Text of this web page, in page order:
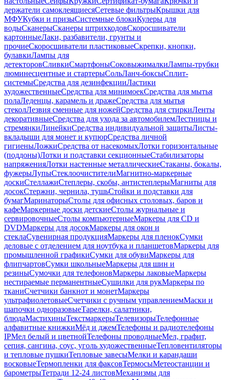
держатели самоклеящиесяСетевые фильтрыКрышки для
МФУКубки и призыСистемные блокиКулеры для
водыСканерыСканеры штрихкодовСкоросшиватели
картонныеЛаки, разбавители, грунты и
прочиеСкоросшиватели пластиковыеСкрепки, кнопки,
булавкиЛампы для
детекторовСливкиСмартфоныСоковыжималкиЛампы-трубки
люминесцентные и стартерыСольЛанч-боксыСплит-
системыСредства для дезинфекцииЛастики
художественныеСредства для минимоекСредства для мытья
полаЛеденцы, карамель и дражеСредства для мытья
стеколЛезвия сменные для ножейСредства для стиркиЛенты
декоративныеСредства для ухода за автомобилемЛестницы и
стремянкиЛинейкиСредства индивидуальной защитыЛисты-
вкладыши для монет и купюрСредства личной
гигиеныЛожкиСредства от насекомыхЛотки горизонтальные
(поддоны)Лотки и подставки секционныеСтабилизаторы
напряженияЛотки настенные металлическиеСтаканы, бокалы,
фужерыЛупыСтеклоочистителиМагнитно-маркерные
доскиСтеллажиСтеплеры, скобы, антистеплерыМагниты для
досокСтержни, чернила, тушьСтойки и подставки для
бумагМаринаторыСтолы для офисных столовых, баров и
кафеМаркерные доски детскиеСтолы журнальные и
сервировочныеСтолы компьютерныеМаркеры для CD и
DVDМаркеры для досокМаркеры для окон и
стеклаСувенирная продукцияМаркеры для пленокСумки
деловые с отделением для ноутбука и планшетовМаркеры для
промышленной графикиСумки для обувиМаркеры для
флипчартовСумки школьныеМаркеры для шин и
резиныСумочки для телефоновМаркеры лаковыеМаркеры
нестираемые перманентныеСушилки для рукМаркеры по
тканиСчетчики банкнот и монетМаркеры
ультрафиолетовыеСчетчики с ручным управлениемМаски и
шапочки одноразовыеТарелки, салатники,
блюдаМастихиныТекстмаркерыТелевизорыТелефонные
алфавитные книжкиМёд и джемТелефоны и радиотелефоны
IPМел белый и цветнойТелефоны проводныеМел, графит,
сепия, сангина, соус, уголь художественныеТепловентиляторы
и тепловые пушкиТепловые завесыМелки и карандаши
восковыеТермопленки для факсовТермосыМетеостанции и
барометрыТетради 12-24 листовМеханизмы для